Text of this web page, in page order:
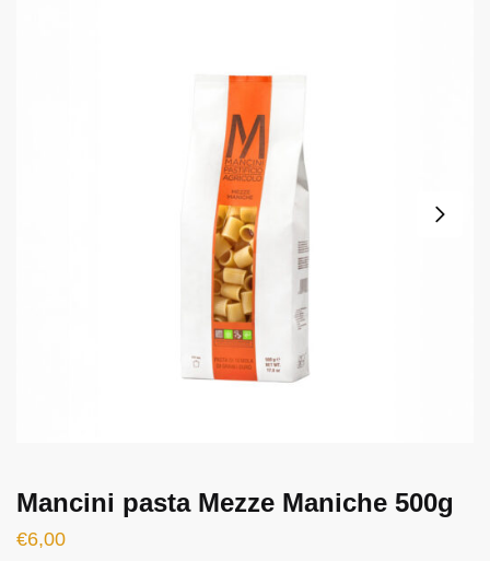
Mancini pasta Mezze Maniche 500g
€6,00